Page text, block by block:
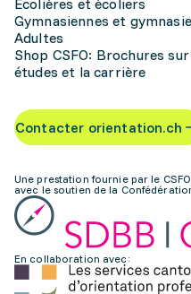
Écolières et écoliers
Gymnasiennes et
Adultes
Shop CSFO: Brochures
études et la carrière
Contacter orientation.ch
Une prestation fournie par le
avec le soutien de la
En collaboration avec: